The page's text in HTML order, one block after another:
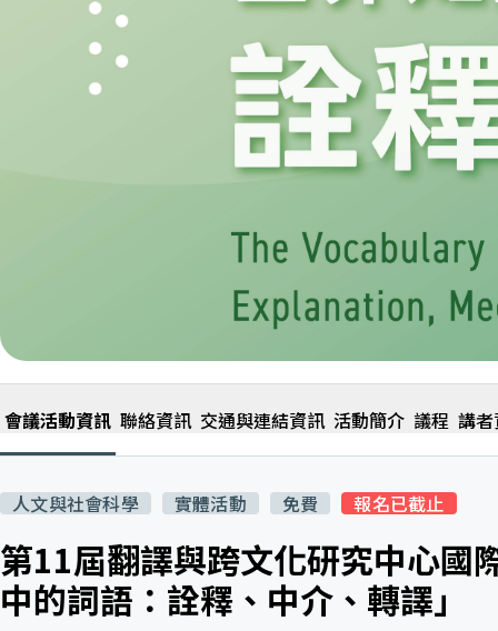
會議活動資訊 聯絡資訊 交通與連結資訊 活動簡介 議程 講
人文與社會科學 實體活動 免費 報名已截止
第11屆翻譯與跨文化研究中心國
中的詞語：詮釋、中介、轉譯」